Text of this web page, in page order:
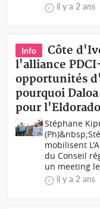
il y a 2 ans
Info
Côte
l'alliance
opportunités
pourquoi
pour
Stéphane
mobilisent
du Conseil
un meeting
il y a 2 ans